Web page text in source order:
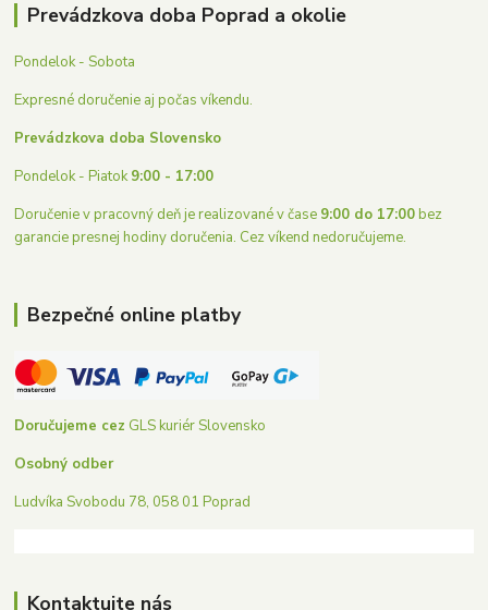
Prevádzkova doba Poprad a okolie
Pondelok - Sobota
Expresné doručenie aj počas víkendu.
Prevádzkova doba Slovensko
Pondelok - Piatok9:00 - 17:00
Doručenie v pracovný deň je realizované v čase 9:00 do 17:00bez
garancie presnej hodiny doručenia. Cez víkend nedoručujeme.
Bezpečné online platby
Doručujeme cez GLS kuriér Slovensko
Osobný odber
Ludvíka Svobodu 78, 058 01 Poprad
Kontaktujte nás